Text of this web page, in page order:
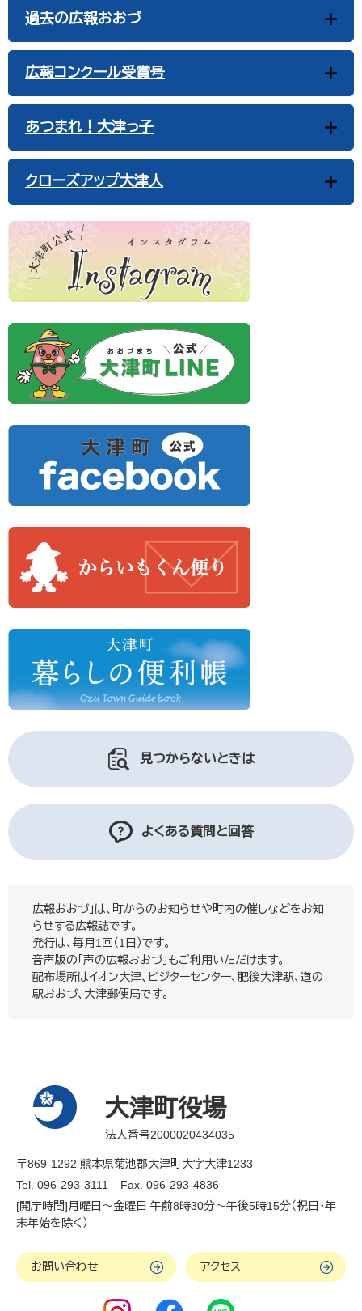
過去の広報おおづ
広報コンクール受賞号
あつまれ！大津っ子
クローズアップ大津人
見つからないときは
よくある質問と回答
広報おおづ」は、町からのお知らせや町内の催しなどをお知
らせする広報誌です。
発行は、毎月1回（1日）です。
音声版の「声の広報おおづ」もご利用いただけます。
配布場所はイオン大津、ビジターセンター、肥後大津駅、道の
駅おおづ、大津郵便局です。
大津町役場
法人番号2000020434035
〒869-1292 熊本県菊池郡大津町大字大津1233
Tel. 096-293-3111
Fax. 096-293-4836
[開庁時間]月曜日～金曜日 午前8時30分～午後5時15分（祝日・年
末年始を除く）
お問い合わせ アクセス